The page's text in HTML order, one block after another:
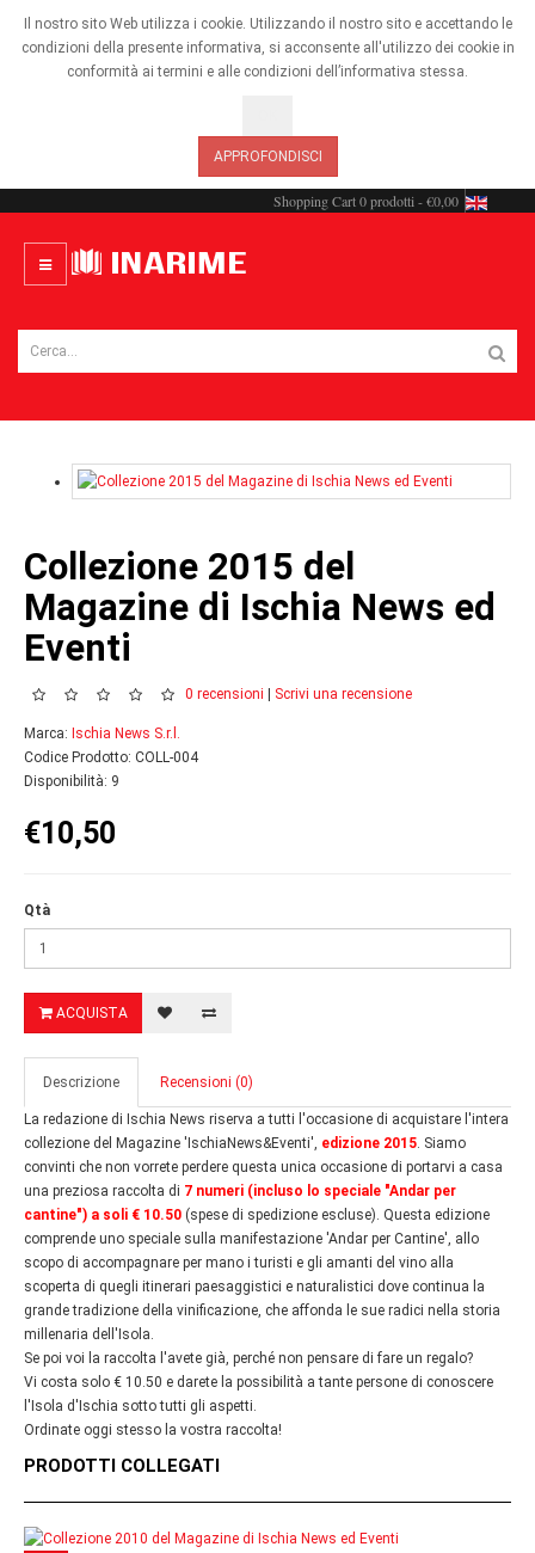
Il nostro sito Web utilizza i cookie. Utilizzando il nostro sito e accettando le
condizioni della presente informativa, si acconsente all'utilizzo dei cookie in
conformità ai termini e alle condizioni dell’informativa stessa.
APPROFONDISCI
Shopping Cart0 prodotti - €0,00
Collezione 2015 del
Magazine di Ischia News ed
Eventi
0 recensioni Scrivi una recensione
Marca: Ischia News S.r.l.
Codice Prodotto: COLL-004
Disponibilità: 9
€10,50
Qtà
ACQUISTA
Descrizione Recensioni (0)
La redazione di Ischia News riserva a tutti l'occasione di acquistare l'intera
collezione del Magazine 'IschiaNews&Eventi', edizione 2015. Siamo
convinti che non vorrete perdere questa unica occasione di portarvi a casa
una preziosa raccolta di 7 numeri (incluso lo speciale "Andar per
cantine") a soli € 10.50 (spese di spedizione escluse). Questa edizione
comprende uno speciale sulla manifestazione 'Andar per Cantine', allo
scopo di accompagnare per mano i turisti e gli amanti del vino alla
scoperta di quegli itinerari paesaggistici e naturalistici dove continua la
grande tradizione della vinificazione, che affonda le sue radici nella storia
millenaria dell'Isola.
Se poi voi la raccolta l'avete già, perché non pensare di fare un regalo?
Vi costa solo € 10.50 e darete la possibilità a tante persone di conoscere
l'Isola d'Ischia sotto tutti gli aspetti.
Ordinate oggi stesso la vostra raccolta!
PRODOTTI COLLEGATI